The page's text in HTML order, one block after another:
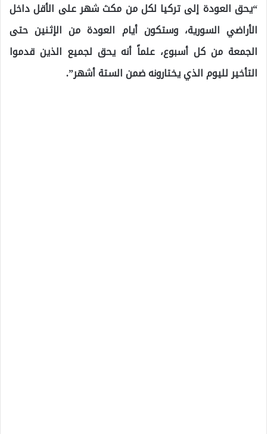
“يحق العودة إلى تركيا لكل من مكث شهر على الأقل داخل
الأراضي السورية، وستكون أيام العودة من الإثنين حتى
الجمعة من كل أسبوع، علماً أنه يحق لجميع الذين قدموا
التأخير لليوم الذي يختارونه ضمن الستة أشهر”.